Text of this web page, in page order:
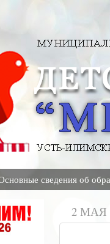
сведения об
2 МАЯ